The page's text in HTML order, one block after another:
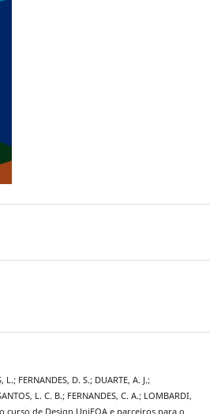
FERNANDES, D. S.; DUARTE, A. J.;
L. C. B.; FERNANDES, C. A.; LOMBARDI,
curso de Design UniFOA e parceiros para o